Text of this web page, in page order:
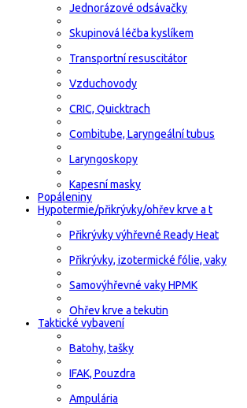
Jednorázové odsávačky
Skupinová léčba kyslíkem
Transportní resuscitátor
Vzduchovody
CRIC, Quicktrach
Combitube, Laryngeální tubus
Laryngoskopy
Kapesní masky
Popáleniny
Hypotermie/přikrývky/ohřev krve a t
Přikrývky výhřevné Ready Heat
Přikrývky, izotermické fólie, vaky
Samovýhřevné vaky HPMK
Ohřev krve a tekutin
Taktické vybavení
Batohy, tašky
IFAK, Pouzdra
Ampulária